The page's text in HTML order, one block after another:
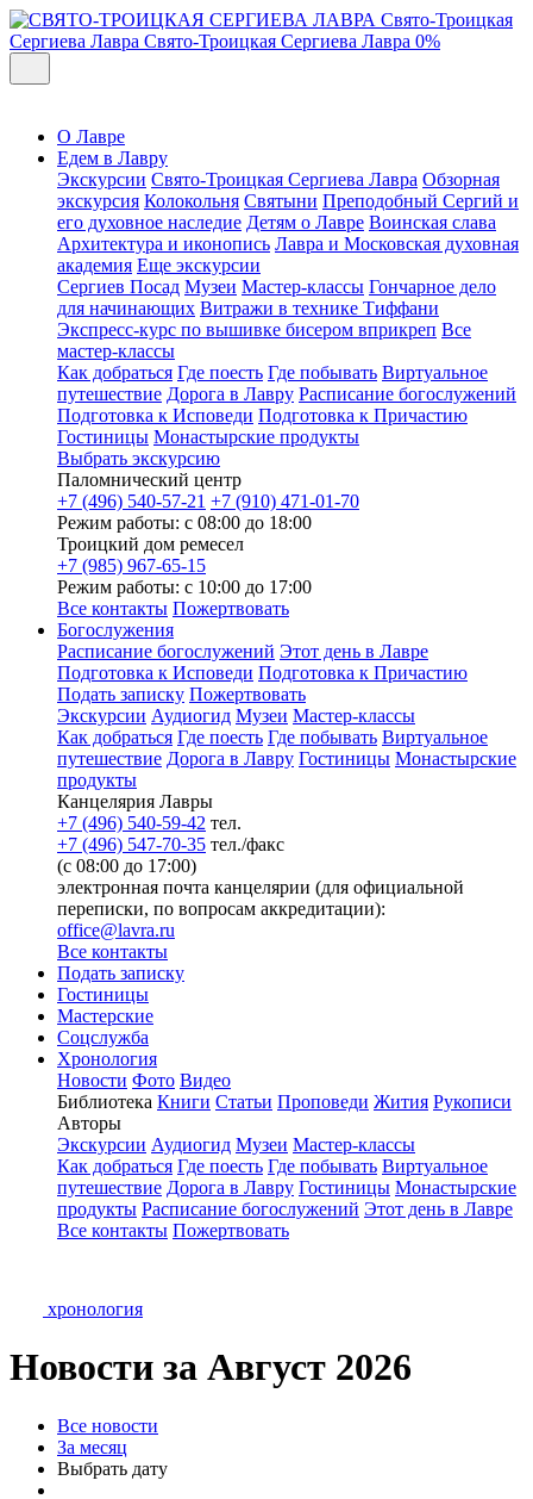
Свято-Троицкая
Сергиева Лавра Свято-Троицкая Сергиева Лавра 0%
О Лавре
Едем в Лавру
Экскурсии Свято-Троицкая Сергиева Лавра Обзорная
экскурсия Колокольня Святыни Преподобный Сергий и
его духовное наследие Детям о Лавре Воинская слава
Архитектура и иконопись Лавра и Московская духовная
академия Еще экскурсии
Сергиев Посад Музеи Мастер-классы Гончарное дело
для начинающих Витражи в технике Тиффани
Экспресс-курс по вышивке бисером вприкреп Все
мастер-классы
Как добраться Где поесть Где побывать Виртуальное
путешествие Дорога в Лавру Расписание богослужений
Подготовка к Исповеди Подготовка к Причастию
Гостиницы Монастырские продукты
Выбрать экскурсию
Паломнический центр
+7 (496) 540-57-21 +7 (910) 471-01-70
Режим работы: с 08:00 до 18:00
Троицкий дом ремесел
+7 (985) 967-65-15
Режим работы: с 10:00 до 17:00
Все контакты Пожертвовать
Богослужения
Расписание богослужений Этот день в Лавре
Подготовка к Исповеди Подготовка к Причастию
Подать записку Пожертвовать
Экскурсии Аудиогид Музеи Мастер-классы
Как добраться Где поесть Где побывать Виртуальное
путешествие Дорога в Лавру Гостиницы Монастырские
продукты
Канцелярия Лавры
+7 (496) 540-59-42 тел.
+7 (496) 547-70-35 тел./факс
(с 08:00 до 17:00)
электронная почта канцелярии (для официальной
переписки, по вопросам аккредитации):
office@lavra.ru
Все контакты
Подать записку
Гостиницы
Мастерские
Соцслужба
Хронология
Новости Фото Видео
Библиотека Книги Статьи Проповеди Жития Рукописи
Авторы
Экскурсии Аудиогид Музеи Мастер-классы
Как добраться Где поесть Где побывать Виртуальное
путешествие Дорога в Лавру Гостиницы Монастырские
продукты Расписание богослужений Этот день в Лавре
Все контакты Пожертвовать
хронология
Новости за Август 2026
Все новости
За месяц
Выбрать дату